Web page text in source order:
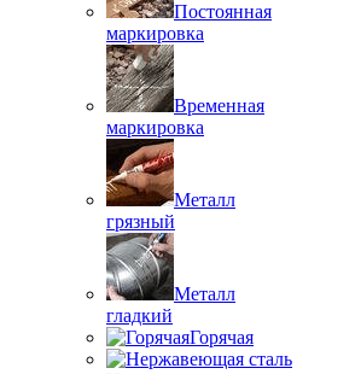
Постоянная
маркировка
Временная
маркировка
Металл
грязный
Металл
гладкий
Горячая